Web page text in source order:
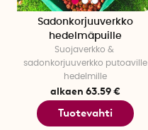
Sadonkorjuuverkko
hedelmäpuille
Suojaverkko &
sadonkorjuuverkko putoaville
hedelmille
alkaen 63.59 €
Tuotevahti